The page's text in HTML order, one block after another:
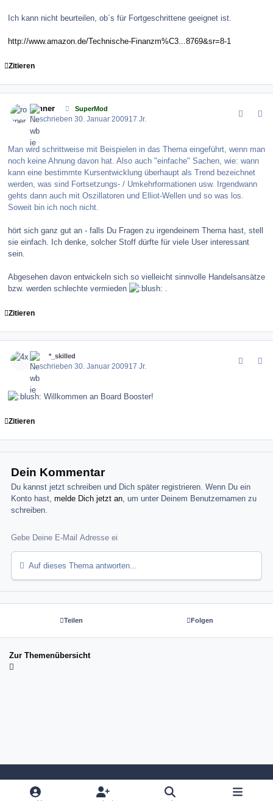
Ich kann nicht beurteilen, ob´s für Fortgeschrittene geeignet ist.
http://www.amazon.de/Technische-Finanzm%C3...8769&sr=8-1
Zitieren
ronner SuperMod
Geschrieben30. Januar 200917 Jr.
Man wird schrittweise mit Beispielen in das Thema eingeführt, wenn man
noch keine Ahnung davon hat. Also auch "einfache" Sachen, wie: wann
kann eine bestimmte Kursentwicklung überhaupt als Trend bezeichnet
werden, was sind Fortsetzungs- / Umkehrformationen usw. Irgendwann
gehts dann auch mit Oszillatoren und Elliot-Wellen und so was los.
Soweit bin ich noch nicht.
hört sich ganz gut an - falls Du Fragen zu irgendeinem Thema hast, stell
sie einfach. Ich denke, solcher Stoff dürfte für viele User interessant
sein.
Abgesehen davon entwickeln sich so vielleicht sinnvolle Handelsansätze
bzw. werden schlechte vermieden
Zitieren
4x *_skilled
Geschrieben30. Januar 200917 Jr.
Willkommen an Board Booster!
Zitieren
Dein Kommentar
Du kannst jetzt schreiben und Dich später registrieren. Wenn Du ein
Konto hast,melde Dich jetzt an , um unter Deinem Benutzernamen zu
schreiben.
Auf dieses Thema antworten...
Teilen Folgen
Zur Themenübersicht
Light ModeDark ModeSystem Preference